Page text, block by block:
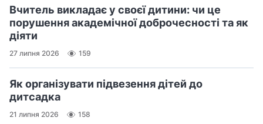
Вчитель викладає у своєї дитини: чи це
порушення академічної доброчесності та як
діяти
27 липня 2026 159
Як організувати підвезення дітей до
дитсадка
21 липня 2026 158